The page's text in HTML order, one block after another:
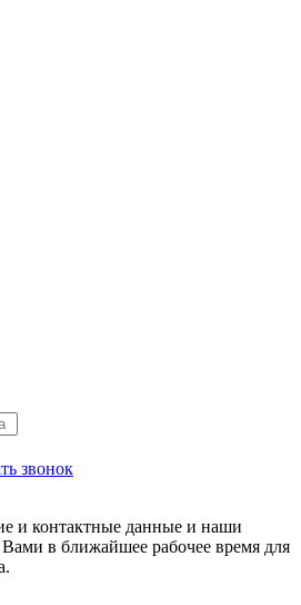
звонок
и контактные данные и наши
в ближайшее рабочее время для